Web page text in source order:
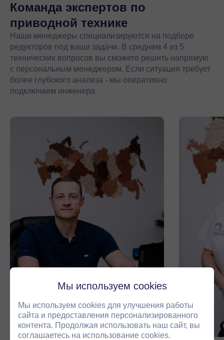
Команда экспертов по
приводной технике
Наши менеджеры специализируются на подборе
редукторов под ваши задачи. В среднем 4 из 5
технических вопросов вы сможете решить напрямую
с персональным менеджером. Если ситуация требует
более глубокого анализа - мы оперативно
подключаем инженера.
Мы используем cookies
Мы используем cookies для улучшения работы
сайта и предоставления персонализированного
контента. Продолжая использовать наш сайт, вы
соглашаетесь на использование cookies.